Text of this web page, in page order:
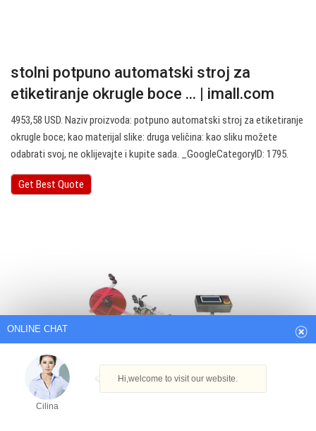
stolni potpuno automatski stroj za
etiketiranje okrugle boce ... | imall.com
4953,58 USD. Naziv proizvoda: potpuno automatski stroj za etiketiranje
okrugle boce; kao materijal slike: druga veličina: kao sliku možete
odabrati svoj, ne oklijevajte i kupite sada. _GoogleCategoryID: 1795.
Get Best Quote
Hi,welcome to visit our website.
Cilina